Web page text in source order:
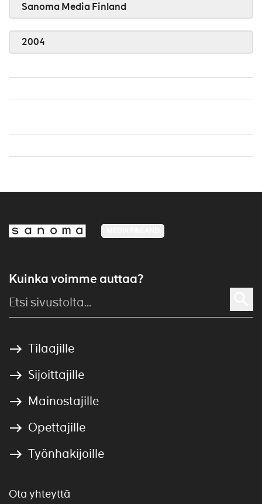
Sanoma Media Finland
2004
Kuinka voimme auttaa?
Tilaajille
Sijoittajille
Mainostajille
Opettajille
Työnhakijoille
Ota yhteyttä